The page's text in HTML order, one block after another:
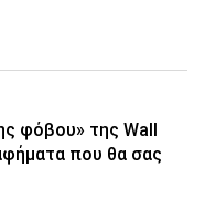
φόβου» της Wall
που θα σας